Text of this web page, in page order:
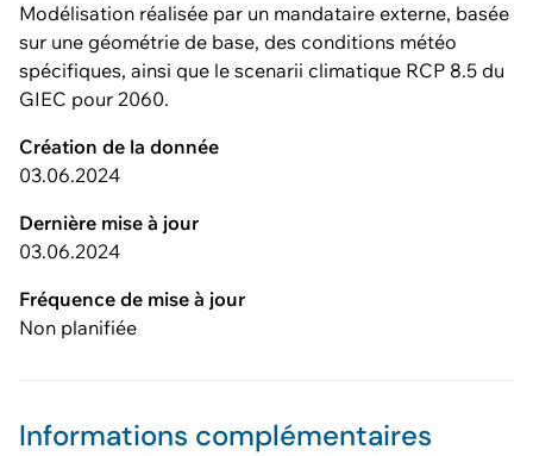
Modélisation réalisée par un mandataire externe, basée
sur une géométrie de base, des conditions météo
spécifiques, ainsi que le scenarii climatique RCP 8.5 du
GIEC pour 2060.
Création de la donnée
03.06.2024
Dernière mise à jour
03.06.2024
Fréquence de mise à jour
Non planifiée
Informations complémentaires